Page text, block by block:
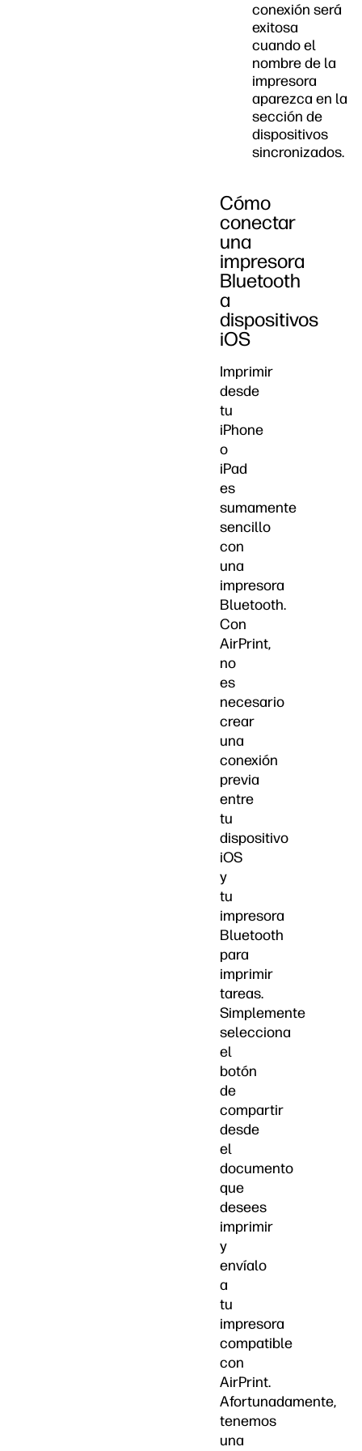
conexión será
exitosa
cuando el
nombre de la
impresora
aparezca en la
sección de
dispositivos
sincronizados.
Cómo
conectar
una
impresora
Bluetooth
a
dispositivos
iOS
Imprimir
desde
tu
iPhone
o
iPad
es
sumamente
sencillo
con
una
impresora
Bluetooth.
Con
AirPrint,
no
es
necesario
crear
una
conexión
previa
entre
tu
dispositivo
iOS
y
tu
impresora
Bluetooth
para
imprimir
tareas.
Simplemente
selecciona
el
botón
de
compartir
desde
el
documento
que
desees
imprimir
y
envíalo
a
tu
impresora
compatible
con
AirPrint.
Afortunadamente,
tenemos
una